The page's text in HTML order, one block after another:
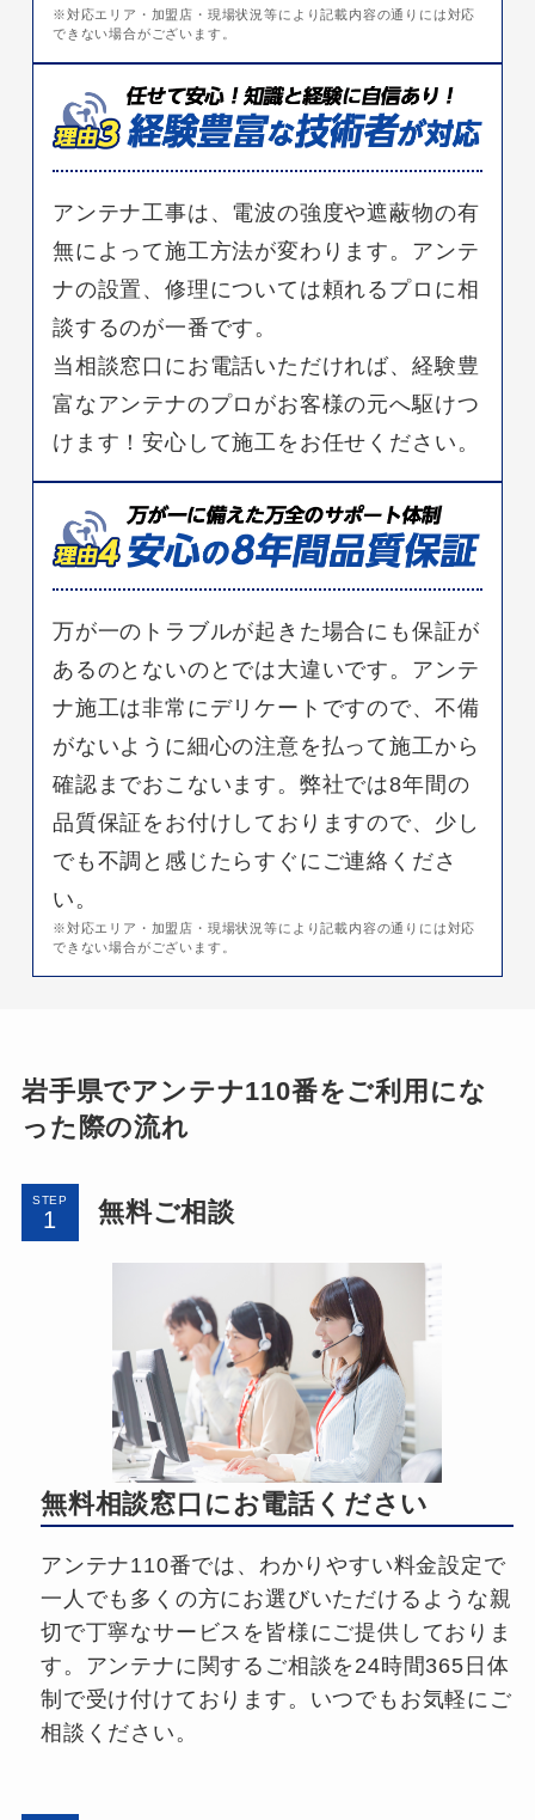
※対応エリア・加盟店・現場状況等により記載内容の通りには対応
できない場合がございます。
アンテナ工事は、電波の強度や遮蔽物の有
無によって施工方法が変わります。アンテ
ナの設置、修理については頼れるプロに相
談するのが一番です。
当相談窓口にお電話いただければ、経験豊
富なアンテナのプロがお客様の元へ駆けつ
けます！安心して施工をお任せください。
万が一のトラブルが起きた場合にも保証が
あるのとないのとでは大違いです。アンテ
ナ施工は非常にデリケートですので、不備
がないように細心の注意を払って施工から
確認までおこないます。弊社では8年間の
品質保証をお付けしておりますので、少し
でも不調と感じたらすぐにご連絡くださ
い。
※対応エリア・加盟店・現場状況等により記載内容の通りには対応
できない場合がございます。
岩手県でアンテナ110番をご利用にな
った際の流れ
STEP 無料ご相談
無料相談窓口にお電話ください
アンテナ110番では、わかりやすい料金設定で
一人でも多くの方にお選びいただけるような親
切で丁寧なサービスを皆様にご提供しておりま
す。アンテナに関するご相談を24時間365日体
制で受け付けております。いつでもお気軽にご
相談ください。